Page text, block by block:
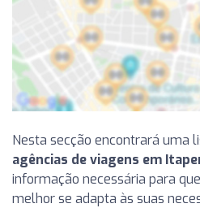
Nesta secção encontrará uma
agências de viagens em
informação necessária para
melhor se adapta às suas